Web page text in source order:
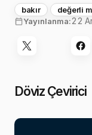
bakır değerli
Yayınlanma:22
Döviz Çevirici